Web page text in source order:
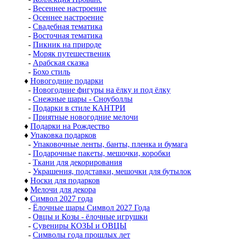
- Весеннее настроение
- Осеннее настроение
- Свадебная тематика
- Восточная тематика
- Пикник на природе
- Моряк путешественик
- Арабская сказка
- Бохо стиль
♦ Новогодние подарки
- Новогодние фигуры на ёлку и под ёлку
- Снежные шары - Сноуболлы
- Подарки в стиле КАНТРИ
- Приятные новогодние мелочи
♦ Подарки на Рождество
♦ Упаковка подарков
- Упаковочные ленты, банты, пленка и бумага
- Подарочные пакеты, мешочки, коробки
- Ткани для декорирования
- Украшения, подставки, мешочки для бутылок
♦ Носки для подарков
♦ Мелочи для декора
♦ Символ 2027 года
- Ёлочные шары Символ 2027 Года
- Овцы и Козы - ёлочные игрушки
- Сувениры КОЗЫ и ОВЦЫ
- Символы года прошлых лет